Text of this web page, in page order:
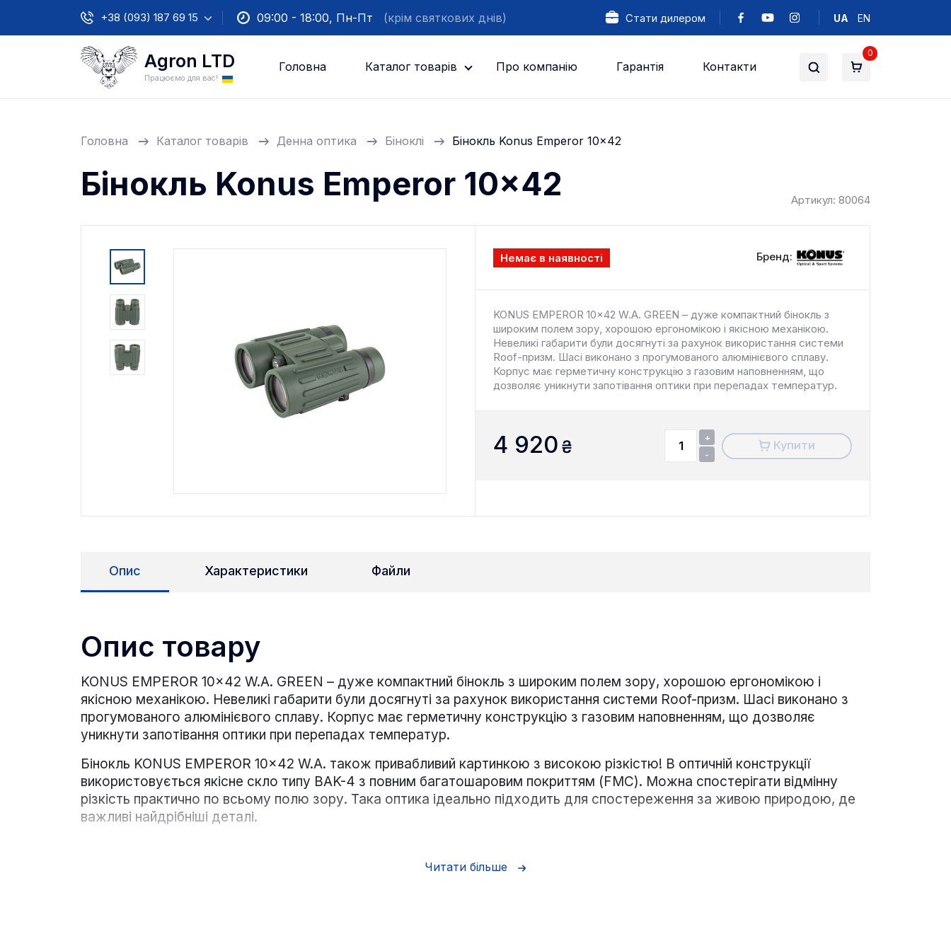
+38 (093) 187 69 15 09:00 - 18:00, Пн-Пт (крім святкових днів) Стати дилером UA EN
Agron LTD
Працюємо для вас!
Головна Каталог товарів Про компанію Гарантія Контакти
0
Головна Каталог товарів Денна оптика Біноклі Бінокль Konus Emperor 10x42
Бінокль Konus Emperor 10x42 Артикул: 80064
Немає в наявності Бренд:
KONUS EMPEROR 10x42 W.A. GREEN – дуже компактний бінокль з
широким полем зору, хорошою ергономікою і якісною механікою.
Невеликі габарити були досягнуті за рахунок використання системи
Roof-призм. Шасі виконано з прогумованого алюмінієвого сплаву.
Корпус має герметичну конструкцію з газовим наповненням, що
дозволяє уникнути запотівання оптики при перепадах температур.
4 920 ₴
+
-
Купити
Опис Характеристики Файли
Опис товару
KONUS EMPEROR 10x42 W.A. GREEN – дуже компактний бінокль з широким полем зору, хорошою ергономікою і
якісною механікою. Невеликі габарити були досягнуті за рахунок використання системи Roof-призм. Шасі виконано з
прогумованого алюмінієвого сплаву. Корпус має герметичну конструкцію з газовим наповненням, що дозволяє
уникнути запотівання оптики при перепадах температур.
Бінокль KONUS EMPEROR 10x42 W.A. також привабливий картинкою з високою різкістю! В оптичній конструкції
використовується якісне скло типу BAK-4 з повним багатошаровим покриттям (FMC). Можна спостерігати відмінну
різкість практично по всьому полю зору. Така оптика ідеально підходить для спостереження за живою природою, де
важливі найдрібніші деталі.
грамів. Проте модель цілком підійде для спостереження з рук. При бажанні можна встановити бінокль на штатив. На
Читати більше